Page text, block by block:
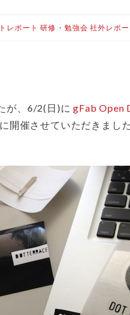
レポート 研修・勉強会 社外レポー
が、6/2(日)にgFab Open
開催させていただきまし